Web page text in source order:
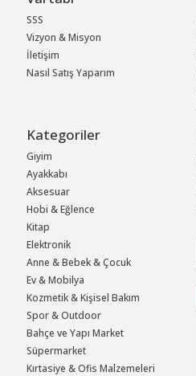
SSS
Vizyon & Misyon
İletişim
Nasıl Satış Yaparım
Kategoriler
Giyim
Ayakkabı
Aksesuar
Hobi & Eğlence
Kitap
Elektronik
Anne & Bebek & Çocuk
Ev & Mobilya
Kozmetik & Kişisel Bakım
Spor & Outdoor
Bahçe ve Yapı Market
Süpermarket
Kırtasiye & Ofis Malzemeleri